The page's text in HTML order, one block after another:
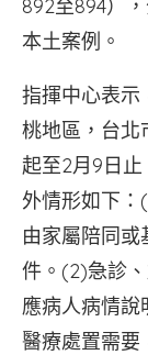
892至894）
本土案例。
指揮中心表示
桃地區，台北
起至2月9日
外情形如下：
由家屬陪同
件。(2)急診
應病人病情
醫療處置需要